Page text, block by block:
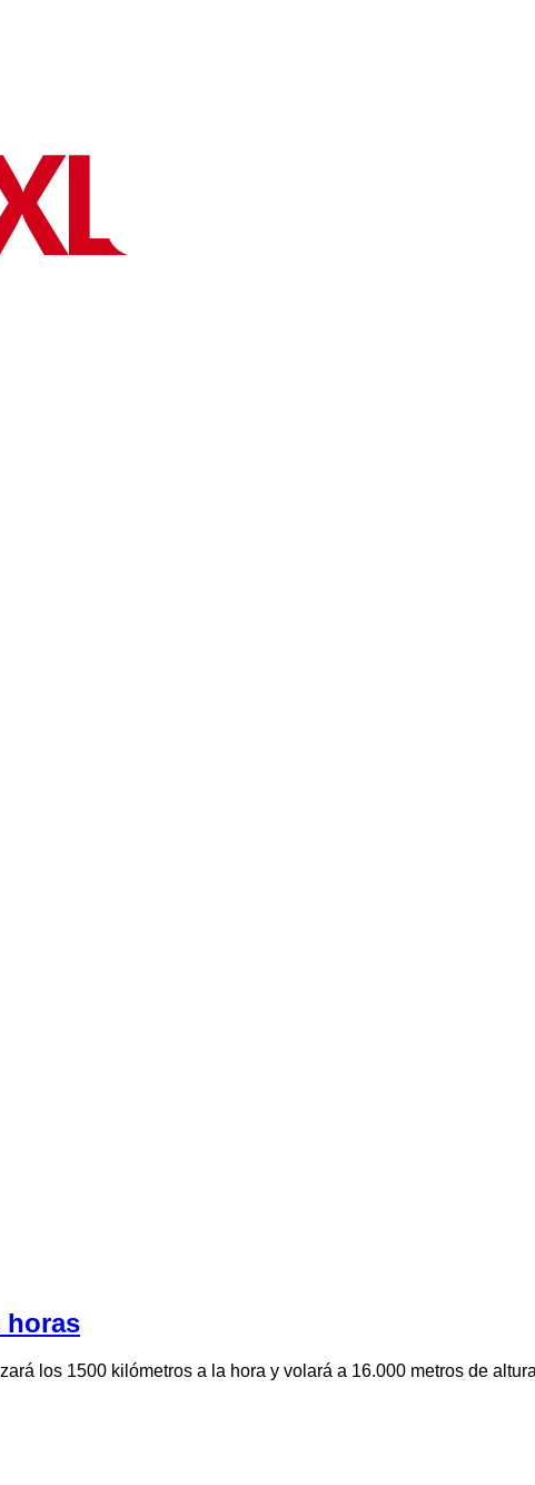
horas
los 1500 kilómetros a la hora y volará a 16.000 metros de